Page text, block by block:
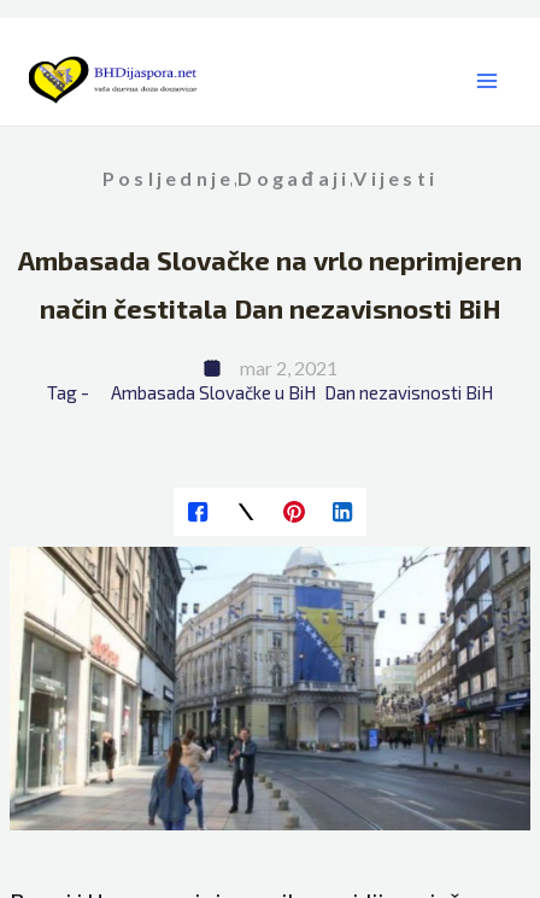
content
Posljednje ,Događaji ,Vijesti
Ambasada Slovačke na vrlo neprimjeren
način čestitala Dan nezavisnosti BiH
mar 2, 2021
Tag - Ambasada Slovačke u BiH Dan nezavisnosti BiH